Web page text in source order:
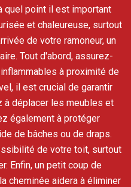
quel point il est important
et chaleureuse, surtout
de votre ramoneur, un
Tout d'abord, assurez-
à proximité de
il est crucial de garantir
à déplacer les meubles et
également à protéger
de bâches ou de draps.
de votre toit, surtout
Enfin, un petit coup de
cheminée aidera à éliminer